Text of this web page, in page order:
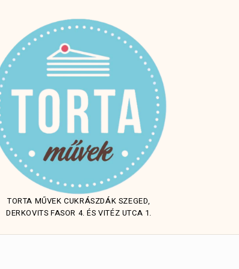
TORTA MŰVEK CUKRÁSZDÁK SZEGED,
DERKOVITS FASOR 4. ÉS VITÉZ UTCA 1.